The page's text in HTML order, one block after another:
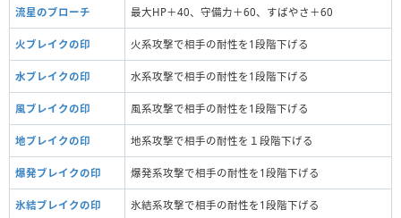
流星のブローチ 最大HP＋40、守備力＋60、すばやさ＋60
火ブレイクの印 火系攻撃で相手の耐性を1段階下げる
水ブレイクの印 水系攻撃で相手の耐性を1段階下げる
風ブレイクの印 風系攻撃で相手の耐性を1段階下げる
地ブレイクの印 地系攻撃で相手の耐性を１段階下げる
爆発ブレイクの印 爆発系攻撃で相手の耐性を1段階下げる
氷結ブレイクの印 氷結系攻撃で相手の耐性を1段階下げる